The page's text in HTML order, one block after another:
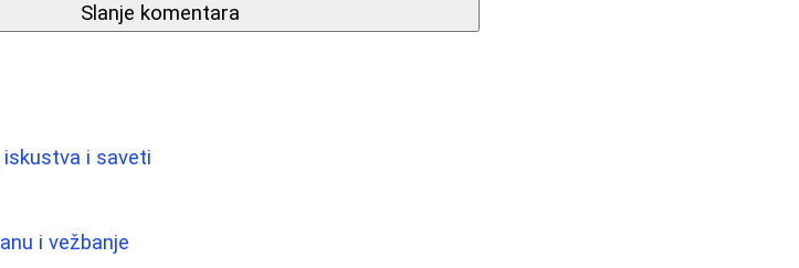
Slanje komentara
i saveti
i vežbanje